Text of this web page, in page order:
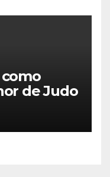
de Judo